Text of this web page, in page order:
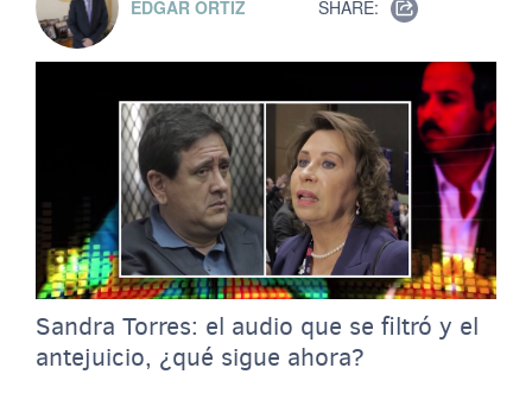
EDGAR ORTIZ SHARE:
Sandra Torres: el audio que se filtró y el
antejuicio, ¿qué sigue ahora?